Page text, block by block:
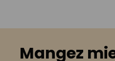
Mangez